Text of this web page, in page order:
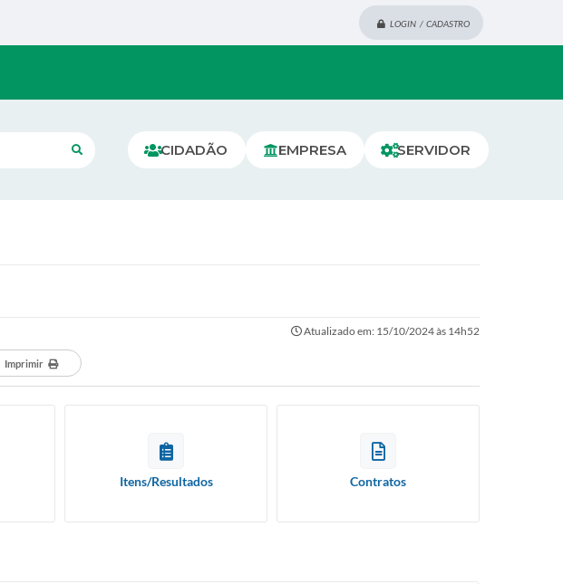
LOGIN / CADASTRO
CIDADÃO EMPRESA SERVIDOR
Atualizado em: 15/10/2024 às 14h52
Imprimir
Itens/Resultados Contratos